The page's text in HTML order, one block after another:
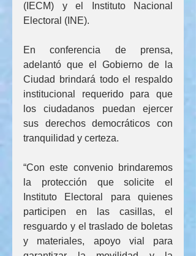
(IECM) y el Instituto Nacional
Electoral (INE).
En conferencia de prensa,
adelantó que el Gobierno de la
Ciudad brindará todo el respaldo
institucional requerido para que
los ciudadanos puedan ejercer
sus derechos democráticos con
tranquilidad y certeza.
“Con este convenio brindaremos
la protección que solicite el
Instituto Electoral para quienes
participen en las casillas, el
resguardo y el traslado de boletas
y materiales, apoyo vial para